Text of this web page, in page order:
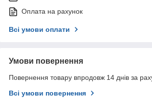
Оплата на рахунок
Всі умови оплати
Умови повернення
Повернення товару впродовж 14 днів за
Всі умови повернення